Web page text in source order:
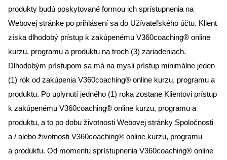
produkty budú poskytované formou ich sprístupnenia na
Webovej stránke po prihlásení sa do Užívateľského účtu. Klient
získa dlhodobý prístup k zakúpenému V360coaching® online
kurzu, programu a produktu na troch (3) zariadeniach.
Dlhodobým prístupom sa má na mysli prístup minimálne jeden
(1) rok od zakúpenia V360coaching® online kurzu, programu a
produktu. Po uplynutí jedného (1) roka zostane Klientovi prístup
k zakúpenému V360coaching® online kurzu, programu a
produktu, a to po dobu životnosti Webovej stránky Spoločnosti
a / alebo životnosti V360coaching® online kurzu, programu
a produktu. Od momentu sprístupnenia V360coaching® online